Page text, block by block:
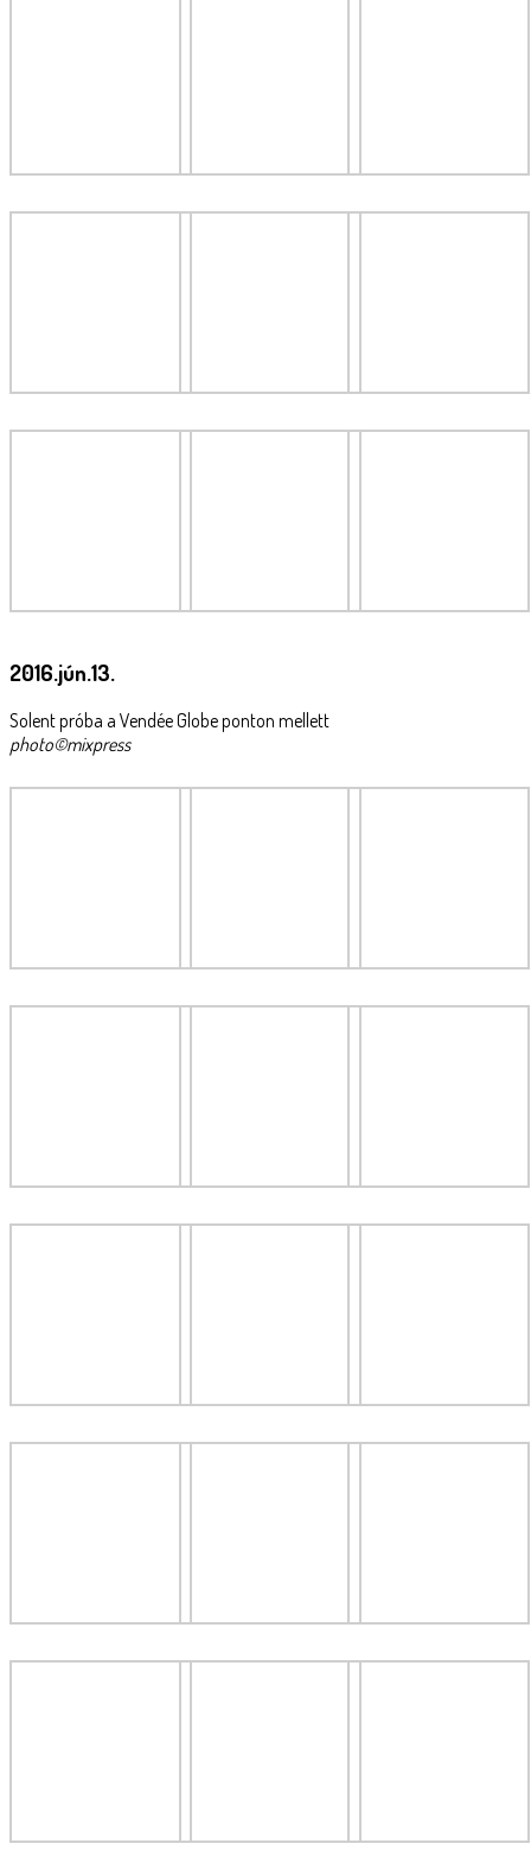
2016.jún.13.
Solent próba a Vendée Globe ponton mellett
photo©mixpress